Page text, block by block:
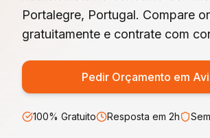
Portalegre, Portugal. Compare
gratuitamente e contrate com
Pedir Orçamento em
100% Gratuito Resposta em 2h